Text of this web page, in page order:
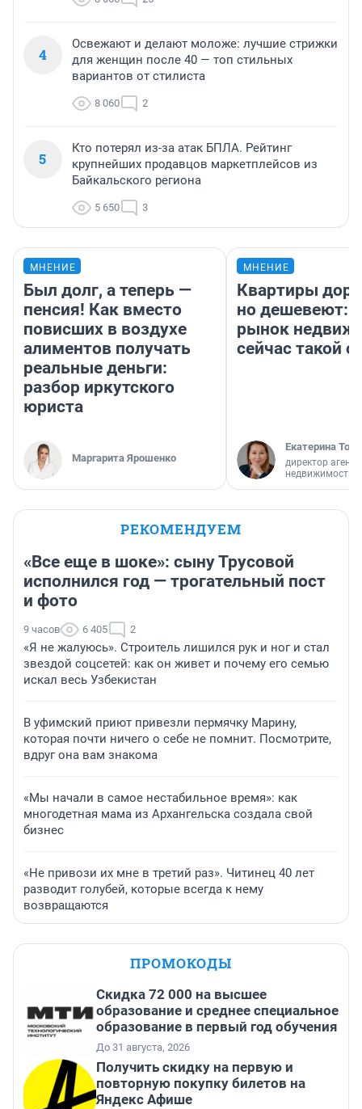
4
Освежают и делают моложе: лучшие стрижки
для женщин после 40 — топ стильных
вариантов от стилиста
8 060 2
5
Кто потерял из-за атак БПЛА. Рейтинг
крупнейших продавцов маркетплейсов из
Байкальского региона
5 650 3
МНЕНИЕ
Был долг, а теперь —
пенсия! Как вместо
повисших в воздухе
алиментов получать
реальные деньги:
разбор иркутского
юриста
Маргарита Ярошенко
МНЕНИЕ
Квартиры
но дешевеют:
рынок
сейчас такой
Екатерина
директор
недвижимости
РЕКОМЕНДУЕМ
«Все еще в шоке»: сыну Трусовой
исполнился год — трогательный пост
и фото
9 часов 6 405 2
«Я не жалуюсь». Строитель лишился рук и ног и стал
звездой соцсетей: как он живет и почему его семью
искал весь Узбекистан
В уфимский приют привезли пермячку Марину,
которая почти ничего о себе не помнит. Посмотрите,
вдруг она вам знакома
«Мы начали в самое нестабильное время»: как
многодетная мама из Архангельска создала свой
бизнес
«Не привози их мне в третий раз». Читинец 40 лет
разводит голубей, которые всегда к нему
возвращаются
ПРОМОКОДЫ
Скидка 72 000 на высшее
образование и среднее специальное
образование в первый год обучения
До 31 августа, 2026
Получить скидку на первую и
повторную покупку билетов на
Яндекс Афише